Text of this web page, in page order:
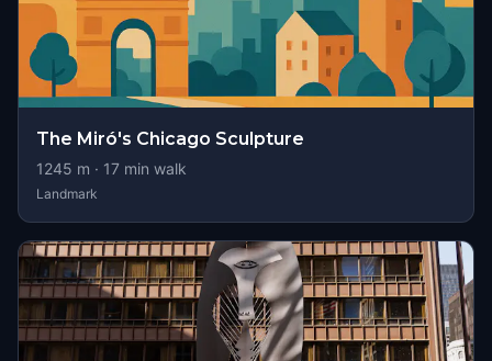
The Miró's Chicago Sculpture
1245 m · 17 min walk
Landmark